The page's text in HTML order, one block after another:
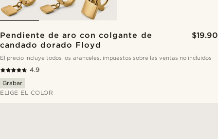
Pendiente de aro con colgante de
candado dorado Floyd
$19.90
El precio incluye todos los aranceles, impuestos sobre las ventas no incluidos
4.9
Grabar
ELIGE EL COLOR